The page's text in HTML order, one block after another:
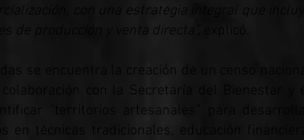
con una estrategia integral que incluye
de producción y venta directa”,
se encuentra la creación de un censo nacional
con la Secretaría del Bienestar y el
“territorios artesanales” para desarrollar
en técnicas tradicionales, educación financiera,